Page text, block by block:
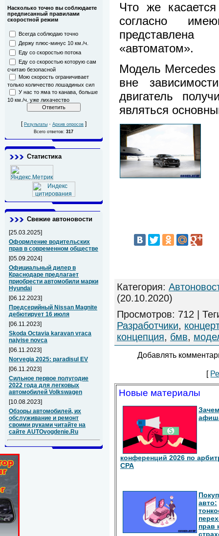
Насколько точно вы соблюдаете
предписанный правилами
скоростной режим
Всегда соблюдаю точно
Держу плюс-минус 10 км./ч.
Еду со скоростью потока
Еду со скоростью которую сам
считаю безопасной
Мою скорость ограничивает
только количество лошадиных сил
У нас то яма то канава, больше
10 км./ч. уже лихачество
[ Результаты · Архив опросов ]
Всего ответов:317
Статистика
Свежие автоновости
[25.03.2025]
Оформление водительских
прав в современном обществе
[05.09.2024]
Официальный дилер в
Краснодаре предлагает
приобрести автомобили марки
Hyundai
[06.12.2023]
Предсерийный Nissan Magnite
дебютирует 16 июля
[06.11.2023]
Skoda Octavia karavan vraca
najvise novca
[06.11.2023]
Norvegia 2025: paradisul EV
[06.11.2023]
Сильное первое полугодие
2022 года для легковых
автомобилей Volkswagen
[10.08.2023]
Обзоры автомобилей, их
обслуживание и ремонт
своими руками читайте на
сайте AUTOvogdenie.Ru
Что же
согласно
«автоматом».
Модель Mercedes
вне
двигатель
являться
Категория:
(20.10.2020)
Просмотров: 712 |
Разработчики, концерт
концепция, бмв,
Добавлять
[
Новые материалы
конференций 2026 по
СРА
авто:
прав